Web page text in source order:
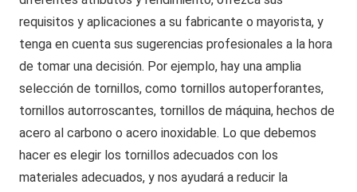
requisitos y aplicaciones a su fabricante o mayorista, y
tenga en cuenta sus sugerencias profesionales a la hora
de tomar una decisión. Por ejemplo, hay una amplia
selección de tornillos, como tornillos autoperforantes,
tornillos autorroscantes, tornillos de máquina, hechos de
acero al carbono o acero inoxidable. Lo que debemos
hacer es elegir los tornillos adecuados con los
materiales adecuados, y nos ayudará a reducir la